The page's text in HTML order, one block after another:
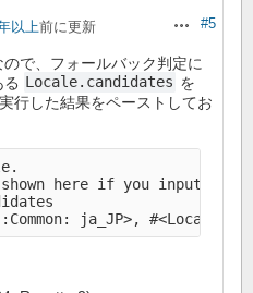
操作#5
以上前に更新
で、フォールバック判定に
Locale.candidates を
行した結果をペーストしてお
here if you input the